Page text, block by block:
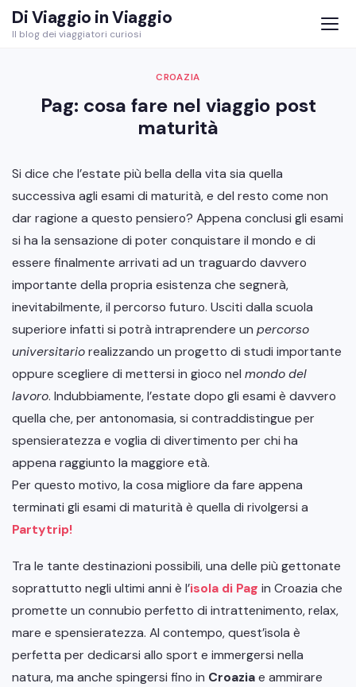
SkipDi Viaggio in Viaggio
Il blog dei viaggiatori curiosi
CROAZIA
Pag: cosa fare nel viaggio post
maturità
Si dice che l’estate più bella della vita sia quella
successiva agli esami di maturità, e del resto come non
dar ragione a questo pensiero? Appena conclusi gli esami
si ha la sensazione di poter conquistare il mondo e di
essere finalmente arrivati ad un traguardo davvero
importante della propria esistenza che segnerà,
inevitabilmente, il percorso futuro. Usciti dalla scuola
superiore infatti si potrà intraprendere un percorso
universitariorealizzando un progetto di studi importante
oppure scegliere di mettersi in gioco nel mondo del
lavoro. Indubbiamente, l’estate dopo gli esami è davvero
quella che, per antonomasia, si contraddistingue per
spensieratezza e voglia di divertimento per chi ha
appena raggiunto la maggiore età.
Per questo motivo, la cosa migliore da fare appena
terminati gli esami di maturità è quella di rivolgersi a
Partytrip!
Tra le tante destinazioni possibili, una delle più gettonate
soprattutto negli ultimi anni è l’isola di Pag in Croazia che
promette un connubio perfetto di intrattenimento, relax,
mare e spensieratezza. Al contempo, quest’isola è
perfetta per dedicarsi allo sport e immergersi nella
natura, ma anche spingersi fino in Croaziae ammirare